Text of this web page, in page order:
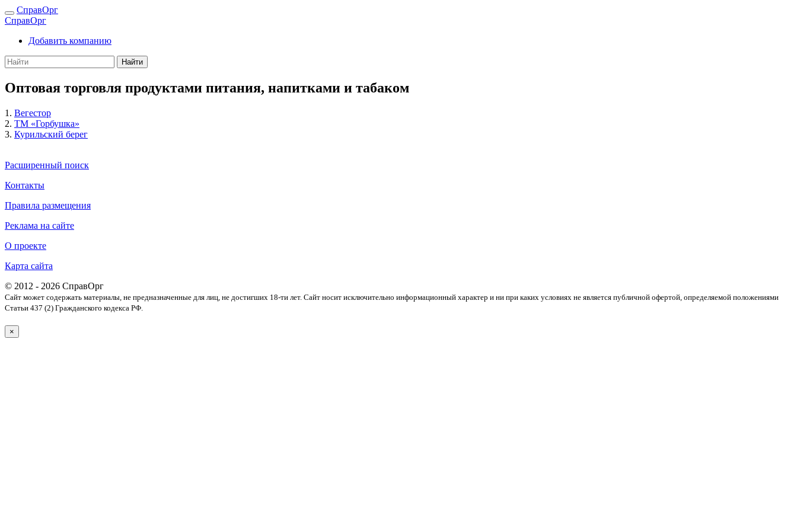
СправОрг
СправОрг
Добавить компанию
Найти
Оптовая торговля продуктами питания, напитками и табаком
1. Вегестор
2. ТМ «Горбушка»
3. Курильский берег
Расширенный поиск
Контакты
Правила размещения
Реклама на сайте
О проекте
Карта сайта
© 2012 - 2026 СправОрг
Сайт может содержать материалы, не предназначенные для лиц, не достигших 18-ти лет. Cайт носит исключительно информационный характер и ни при каких условиях не является публичной офертой, определяемой положениями
Статьи 437 (2) Гражданского кодекса РФ.
×